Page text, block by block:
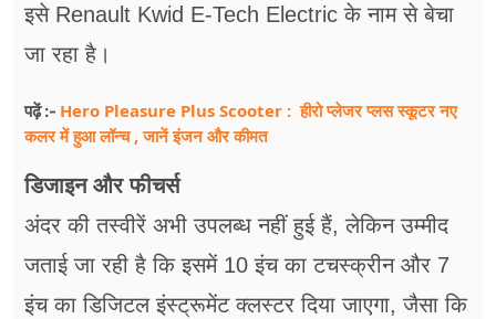
इसे Renault Kwid E-Tech Electric के नाम से बेचा
जा रहा है।
पढ़ें :- Hero Pleasure Plus Scooter : हीरो प्लेजर प्लस स्कूटर नए
कलर में हुआ लॉन्च , जानें इंजन और कीमत
डिजाइन और फीचर्स
अंदर की तस्वीरें अभी उपलब्ध नहीं हुई हैं, लेकिन उम्मीद
जताई जा रही है कि इसमें 10 इंच का टचस्क्रीन और 7
इंच का डिजिटल इंस्ट्रूमेंट क्लस्टर दिया जाएगा, जैसा कि